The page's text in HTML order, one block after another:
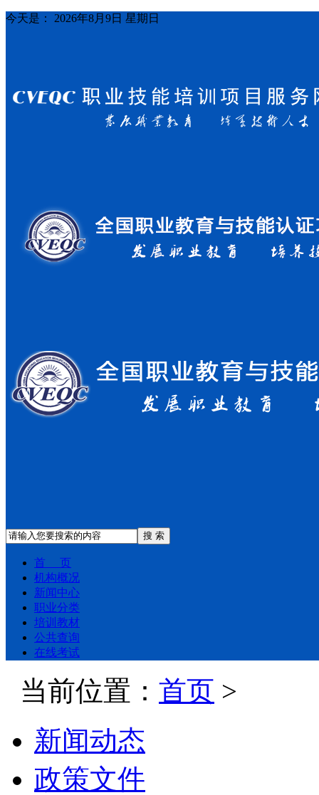
今天是： 2026年8月9日 星期日
搜 索
首 页
机构概况
新闻中心
职业分类
培训教材
公共查询
在线考试
当前位置： 首页 >
新闻动态
政策文件